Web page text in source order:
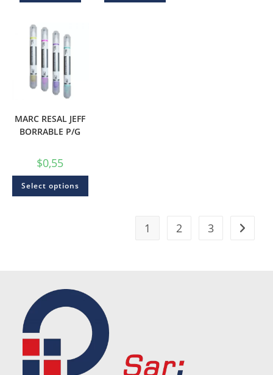
MARC RESAL JEFF
BORRABLE P/G
$0,55
Select options
1 2 3